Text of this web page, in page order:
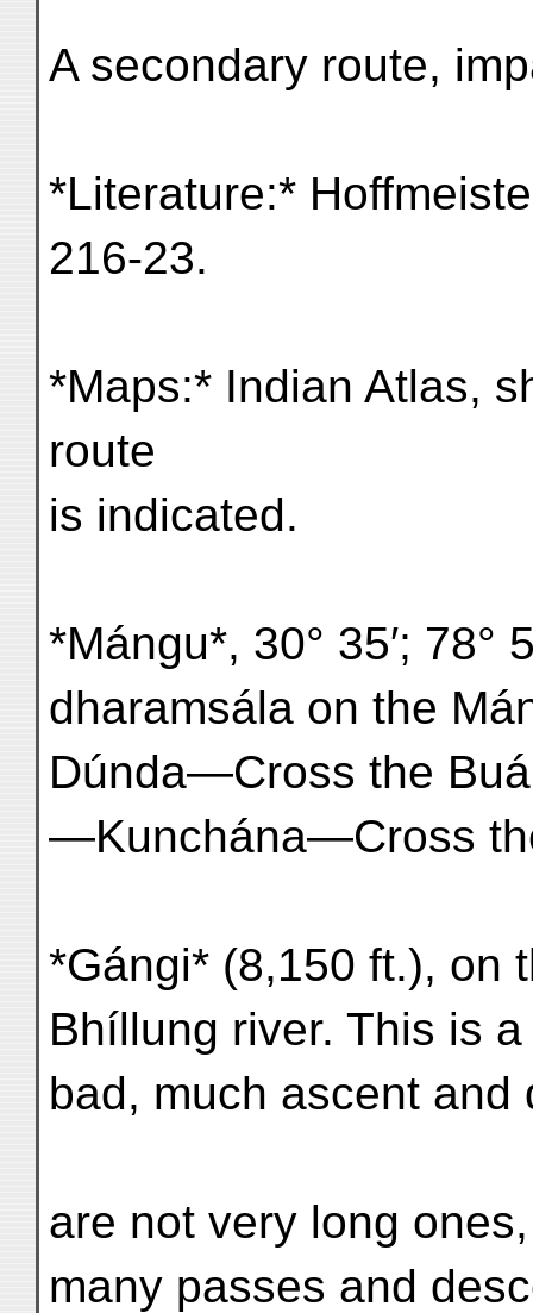
A secondary route,
*Literature:*
216-23.
*Maps:* Indian Atlas,
route
is indicated.
*Mángu*, 30° 35′; 78°
dharamsála on the
Dúnda—Cross the
—Kunchána—Cross
*Gángi* (8,150 ft.), on
Bhíllung river. This is
bad, much ascent
are not very long
many passes and